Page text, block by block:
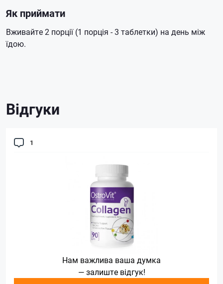
Як приймати
Вживайте 2 порції (1 порція - 3 таблетки) на день між
їдою.
Відгуки
1
Нам важлива ваша думка
— залиште відгук!